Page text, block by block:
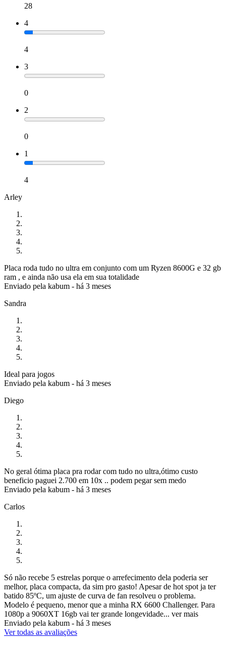
28
4
4
3
0
2
0
1
4
Arley
Placa roda tudo no ultra em conjunto com um Ryzen 8600G e 32 gb
ram , e ainda não usa ela em sua totalidade
Enviado pela kabum - há 3 meses
Sandra
Ideal para jogos
Enviado pela kabum - há 3 meses
Diego
No geral ótima placa pra rodar com tudo no ultra,ótimo custo
beneficio paguei 2.700 em 10x .. podem pegar sem medo
Enviado pela kabum - há 3 meses
Carlos
Só não recebe 5 estrelas porque o arrefecimento dela poderia ser
melhor, placa compacta, da sim pro gasto! Apesar de hot spot ja ter
batido 85ºC, um ajuste de curva de fan resolveu o problema.
Modelo é pequeno, menor que a minha RX 6600 Challenger. Para
1080p a 9060XT 16gb vai ter grande longevidade... ver mais
Enviado pela kabum - há 3 meses
Ver todas as avaliações